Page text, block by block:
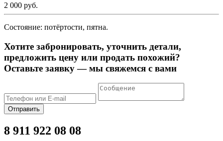
2 000 руб.
Состояние: потёртости, пятна.
Хотите забронировать, уточнить детали,
предложить цену или продать похожий?
Оставьте заявку — мы свяжемся с вами
Отправить
8 911 922 08 08